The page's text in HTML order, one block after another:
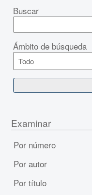
Buscar
Ámbito de búsqueda
Examinar
Por número
Por autor
Por título